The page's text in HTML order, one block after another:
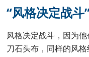
“风格决定战斗
风格决定战斗，因为
刀石头布，同样的风